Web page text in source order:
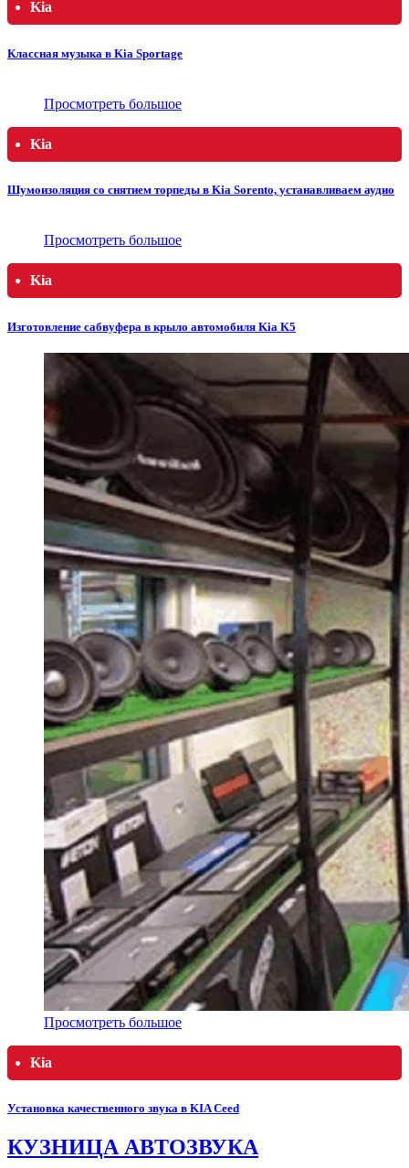
Kia
Классная музыка в Kia Sportage
Просмотреть большое
Kia
Шумоизоляция со снятием торпеды в Kia Sorento, устанавливаем аудио
Просмотреть большое
Kia
Изготовление сабвуфера в крыло автомобиля Kia K5
Просмотреть большое
Kia
Установка качественного звука в KIA Ceed
КУЗНИЦА АВТОЗВУКА